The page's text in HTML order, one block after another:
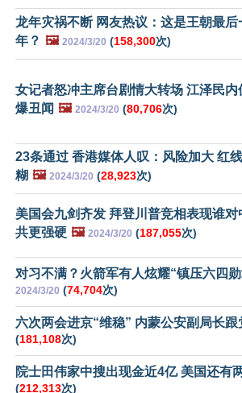
龙年灾祸不断 网友热议：这是王朝最后
年？ 🖼️ 2024/3/20 (158,300次)
女记者怒冲主席台剧情大转场 江泽民内
爆丑闻 🖼️ 2024/3/20 (80,706次)
23条通过 香港媒体人叹：风险加大 红
糊 🖼️ 2024/3/20 (28,923次)
美国会九剑齐发 拜登川普竞相表现谁对
共更强硬 🖼️ 2024/3/20 (187,055次)
对习不满？火箭军有人炫耀“镇压六四
2024/3/20 (74,704次)
六次两会进京“维稳” 内蒙公安副局长
(181,108次)
院士田伟家中搜出现金近4亿 美国还有
(212,313次)